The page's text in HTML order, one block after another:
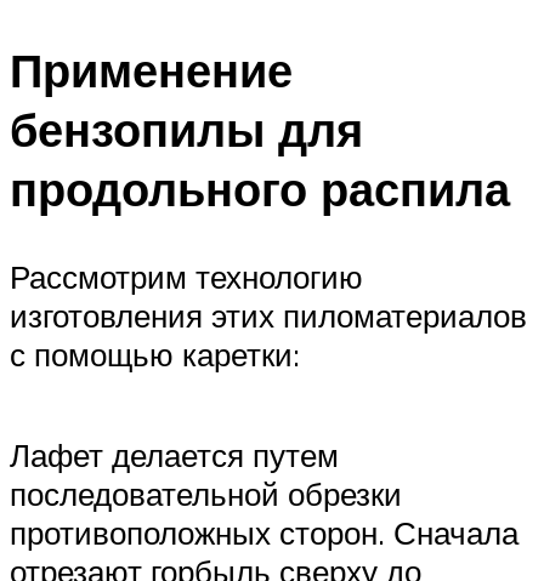
Применение
бензопилы для
продольного распила
Рассмотрим технологию
изготовления этих пиломатериалов
с помощью каретки:
Лафет делается путем
последовательной обрезки
противоположных сторон. Сначала
отрезают горбыль сверху до